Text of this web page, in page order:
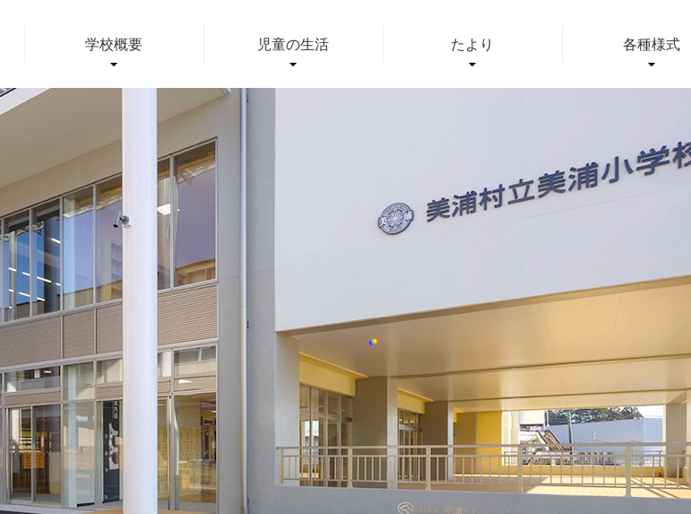
学校概要 児童の生活 たより 各種様式